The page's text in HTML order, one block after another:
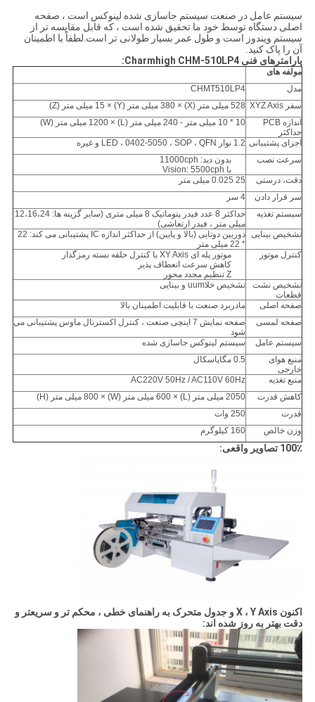
سیستم عامل در صنعت سیستم جاسازی شده لینوکس است ، صفحه
اصلی دستگاه توسط خود ما تحقیق شده است ، که قابل مقایسه تر از
سیستم ویندوز است و طول عمر بسیار طولانی تر است.لطفاً با اطمینان
آن را پاک کنید.
پارامترهای فنی Charmhigh CHM-510LP4:
مولفه های
مدل
CHMT510LP4
سفر XYZ Axis
528 میلی متر (X) × 380 میلی متر (Y) × 15 میلی متر (Z)
اندازه PCB
حداکثر
10 * 10 میلی متر - 240 میلی متر (L) × 1200 میلی متر (W)
اجزای پشتیبانی 1.2 نوار LED ، 0402-5050 ، SOP ، QFN و غیره
سرعت نصب
بدون دید: 11000cph
با Vision: 5500cph
دقت، درستی
25 0.025 میلی متر
سر قرار دادن
4 سر
سیستم تغذیه
حداکثر 8 عدد فیدر پنوماتیک 8 میلی متری (سایر گزینه ها: 12،16،24
میلی متر ، فیدر ارتعاشی)
تشخیص بینایی
دوربین دوتایی (بالا و پایین) از حداکثر اندازه IC پشتیبانی می کند: 22
* ​​22 میلی متر
کنترل موتور
موتور پله ای XY Axis با کنترل حلقه بسته رمزگذار
کاهش سرعت انعطاف پذیر
Z تنظیم مجدد محور
تشخیص نشت
قطعات
تشخیص خلاuum و بینایی
صفحه اصلی
مادربرد صنعت با قابلیت اطمینان بالا
صفحه لمسی
صفحه نمایش 7 اینچی صنعت ، کنترل اکسترنال ماوس پشتیبانی می
شود
سیستم عامل
سیستم لینوکس جاسازی شده
منبع هوای
خارجی
0.5 مگاپاسکال
منبع تغذیه
AC220V 50Hz / AC110V 60Hz
کاهش قدرت
2050 میلی متر (L) × 600 میلی متر (W) × 800 میلی متر (H)
قدرت
250 وات
وزن خالص
160 کیلوگرم
100٪ تصاویر واقعی:
اکنون X ، Y Axis و جدول متحرک به راهنمای خطی ، محکم تر و سریعتر و
دقت بهتر به روز شده اند: